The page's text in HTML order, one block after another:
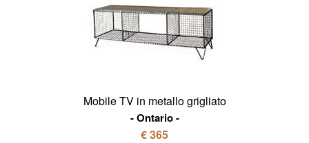
Mobile TV in metallo grigliato
Ontario
€ 365